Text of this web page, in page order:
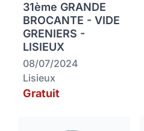
31ème GRANDE
BROCANTE - VIDE
GRENIERS -
LISIEUX
08/07/2024
Lisieux
Gratuit